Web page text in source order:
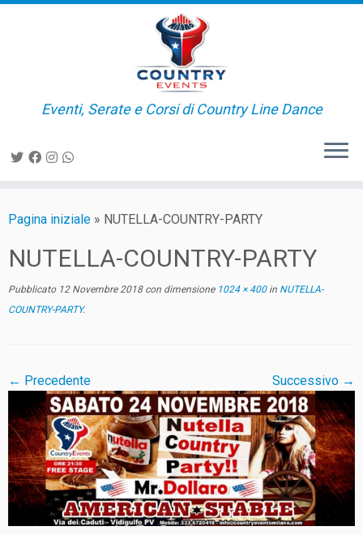
Passa
Eventi, Serate e Corsi di Country Line Dance
Pagina iniziale » NUTELLA-COUNTRY-PARTY
NUTELLA-COUNTRY-PARTY
Pubblicato 12 Novembre 2018con dimensione1024 × 400in NUTELLA-
COUNTRY-PARTY.
← Precedente Successivo →